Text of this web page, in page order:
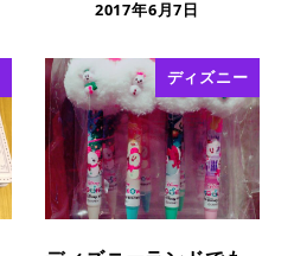
2017年6月7日
ディズニー